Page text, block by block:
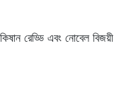
রেড্ডি এবং নোবেল বিজয়ী